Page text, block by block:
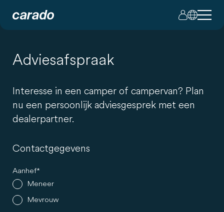
Adviesafspraak
Interesse in een camper of campervan? Plan
nu een persoonlijk adviesgesprek met een
dealerpartner.
Contactgegevens
Aanhef
Meneer
Mevrouw